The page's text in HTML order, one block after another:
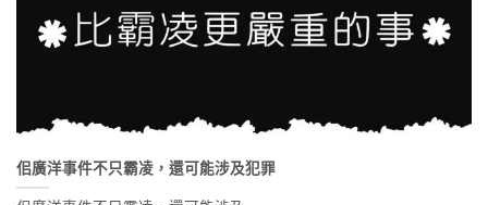
佀廣洋事件不只霸凌，還可能涉及犯罪